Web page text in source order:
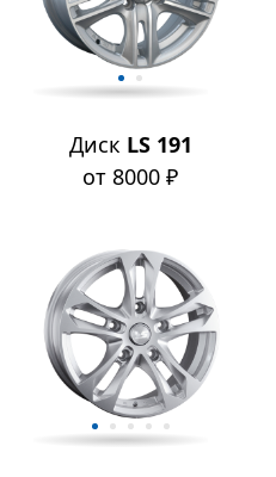
Диск LS 191
от 8000 ₽